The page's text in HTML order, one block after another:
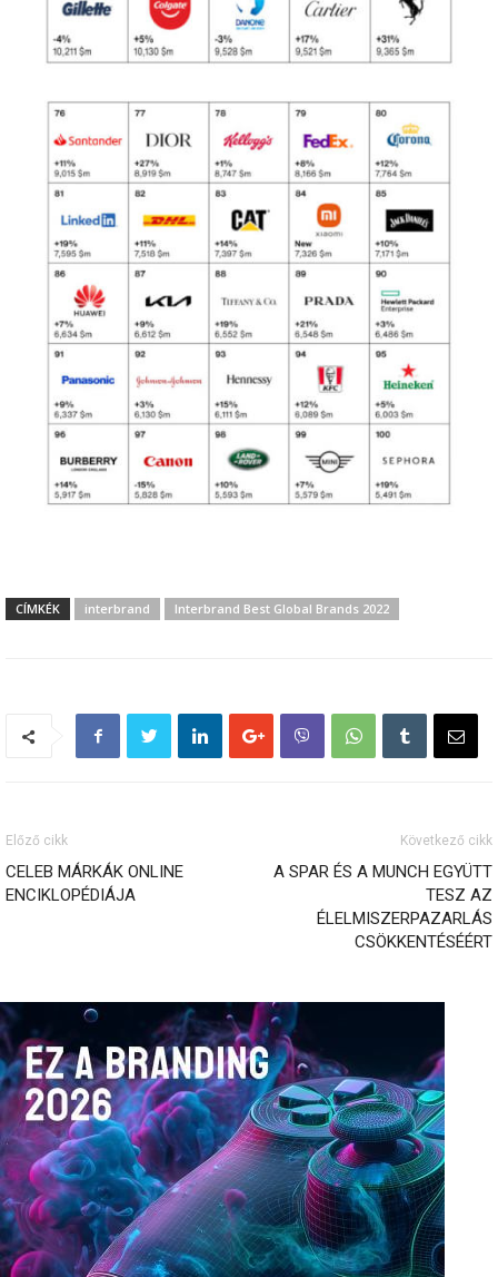
CÍMKÉK interbrand Interbrand Best Global Brands 2022
Előző cikk
CELEB MÁRKÁK ONLINE
ENCIKLOPÉDIÁJA
Következő cikk
A SPAR ÉS A MUNCH EGYÜTT
TESZ AZ
ÉLELMISZERPAZARLÁS
CSÖKKENTÉSÉÉRT